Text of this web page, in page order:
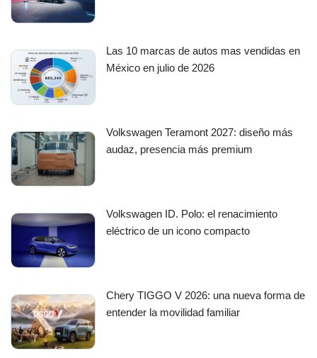
Las 10 marcas de autos mas vendidas en
México en julio de 2026
Volkswagen Teramont 2027: diseño más
audaz, presencia más premium
Volkswagen ID. Polo: el renacimiento
eléctrico de un icono compacto
Chery TIGGO V 2026: una nueva forma de
entender la movilidad familiar